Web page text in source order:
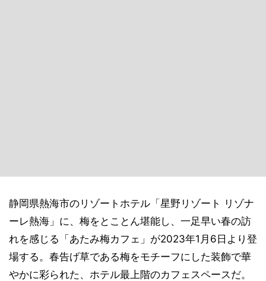
静岡県熱海市のリゾートホテル「星野リゾート リゾナ
ーレ熱海」に、梅をとことん堪能し、一足早い春の訪
れを感じる「あたみ梅カフェ」が2023年1月6日より登
場する。春告げ草である梅をモチーフにした装飾で華
やかに彩られた、ホテル最上階のカフェスペースだ。